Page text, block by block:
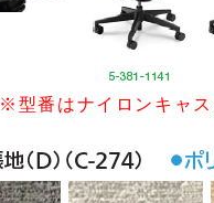
※型番はナイロンキャス